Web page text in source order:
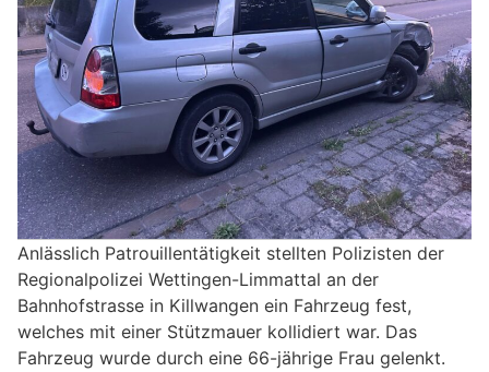
Anlässlich Patrouillentätigkeit stellten Polizisten der
Regionalpolizei Wettingen-Limmattal an der
Bahnhofstrasse in Killwangen ein Fahrzeug fest,
welches mit einer Stützmauer kollidiert war. Das
Fahrzeug wurde durch eine 66-jährige Frau gelenkt.